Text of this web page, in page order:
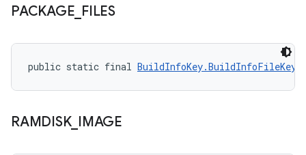
PACKAGE FILES
public static final BuildInfoKey.BuildInfoFileKey
RAMDISK_ IMAGE